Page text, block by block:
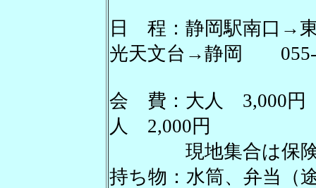
日 程：静岡駅南口→
光天文台→静岡 055-
会 費：大人 3,000円
人 2,000円
現地集合は保険、
持ち物：水筒、弁当（